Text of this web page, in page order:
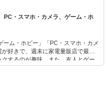
ます。 家電アドバイザー
の付く物全てに精通しています。
。 現在は家電ライター
人が平等に良い家電に巡り会える
ています。
PC・スマホ・カメラ、ゲーム・ホ
ーム・ホビー」「PC・スマホ・カメ
好きで、週末に家電量販店で最新
するのが趣味。また、友人とゲー
タイトルやイベント情報もいち早